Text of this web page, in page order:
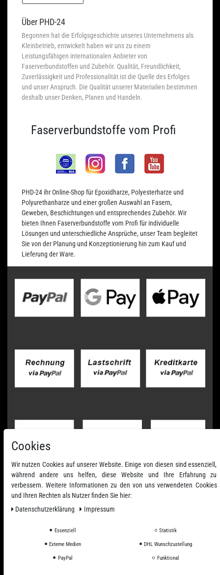
Über PHD-24
Begonnen hat die Erfolgsgeschichte unseres Unternehmens als
Kleinbetrieb, entwickelt haben wir uns zu einem
Leistungsfähigen internationalen Anbieter von
Faserverbundstoffen und Zubehör. Qualität, Freundlichkeit,
Zuverlässigkeit und Professionalität ist die Quelle des Erfolges
und unser Anspruch. Die Qualität unserer Materialien bestimmen
deshalb unser Denken, Planen und Handeln.
Faserverbundstoffe vom Profi
PHD-24 ihr Online-Shop für Epoxidharze, Polyesterharze und
Polyurethanharze und einer großen Auswahl an Fasern,
Geweben, Beschichtungen und entsprechendes Zubehör. Wir
bieten Ihnen Faserverbundstoffe vom Profi für individuelle
Lösungen und unterschiedliche Ansprüche, unser Team begleitet
Sie von der Planung und Konzeptionierung hin zum Kauf und
Lieferung der Ware.
Alle Preise inkl. ges. MwSt. zzgl. Versandkosten
Cookies
Wir nutzen Cookies auf unserer Website. Einige von diesen sind essenziell,
während andere uns helfen, diese Website und Ihre Erfahrung zu
verbessern. Weitere Informationen zu den von uns verwendeten Cookies
und Ihren Rechten als Nutzer finden Sie hier:
Daten­schutz­erklärung
Impressum
Essenziell Statistik
Externe Medien DHL Wunschzustellung
PayPal Funktional